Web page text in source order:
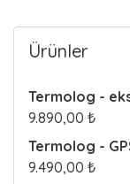
Ürünler
Termolog -
9.890,00 ₺
Termolog -
9.490,00 ₺